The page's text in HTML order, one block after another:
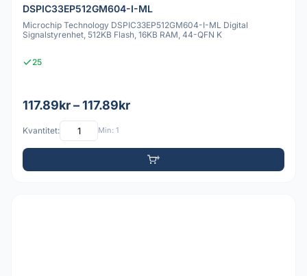
DSPIC33EP512GM604-I-ML
Microchip Technology DSPIC33EP512GM604-I-ML Digital
Signalstyrenhet, 512KB Flash, 16KB RAM, 44-QFN K
25
117.89kr – 117.89kr
Kvantitet: Min: 1